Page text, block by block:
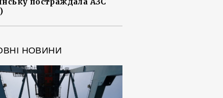
НОВИНИ